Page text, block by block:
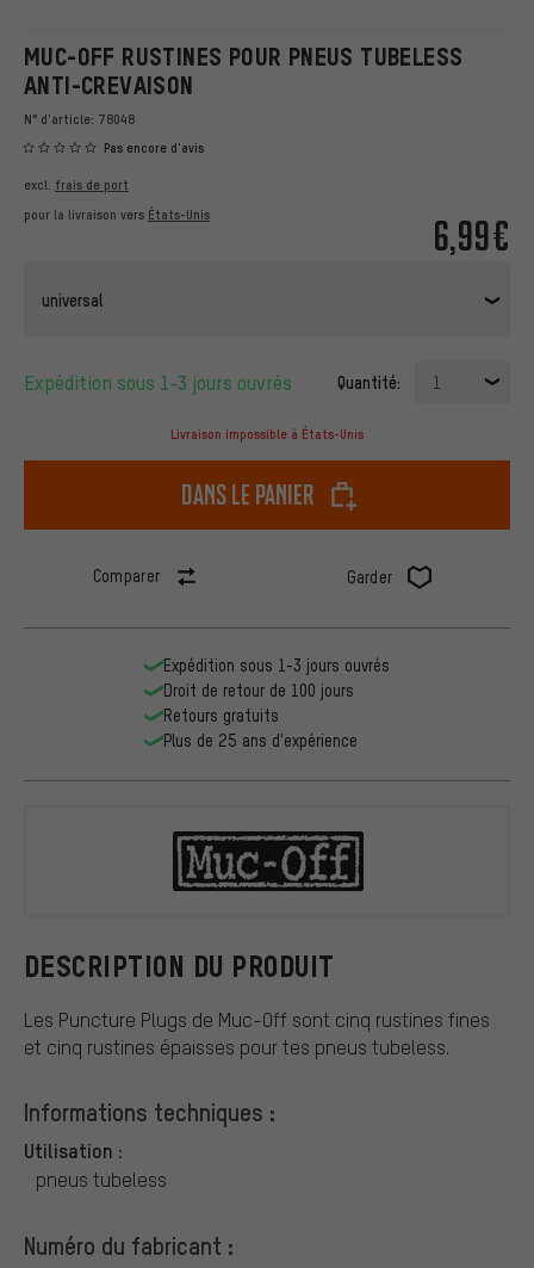
MUC-OFF RUSTINES POUR PNEUS TUBELESS
ANTI-CREVAISON
N° d'article: 78048
Pas encore d'avis
6,99€
excl. frais de port
pour la livraison vers États-Unis
universal
Expédition sous 1-3 jours ouvrés Quantité: 1
Livraison impossible à États-Unis
dans le panier
Comparer Garder
DESCRIPTION DU PRODUIT
Les Puncture Plugs de Muc-Off sont cinq rustines fines
et cinq rustines épaisses pour tes pneus tubeless.
Informations techniques :
Utilisation :
pneus tubeless
Numéro du fabricant :
Expédition sous 1-3 jours ouvrés
Droit de retour de 100 jours
Retours gratuits
Plus de 25 ans d'expérience